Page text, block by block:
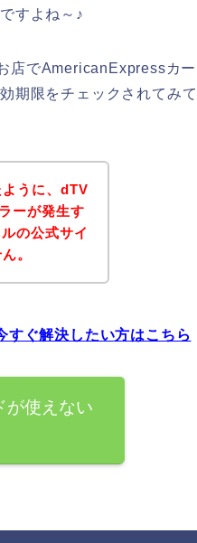
すよね～♪
店でAmericanExpressカー
期限をチェックされてみて
うに、dTV
ーが発生す
の公式サイ
。
ぐ解決したい方はこちら
が使えない